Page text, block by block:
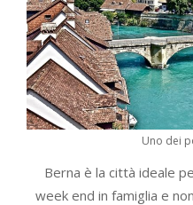
Uno dei
Berna è la città ideale
week end in famiglia e